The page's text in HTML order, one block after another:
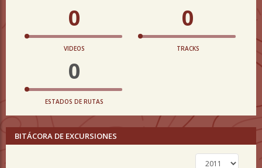
0
VIDEOS
0
TRACKS
0
ESTADOS DE RUTAS
BITÁCORA DE EXCURSIONES